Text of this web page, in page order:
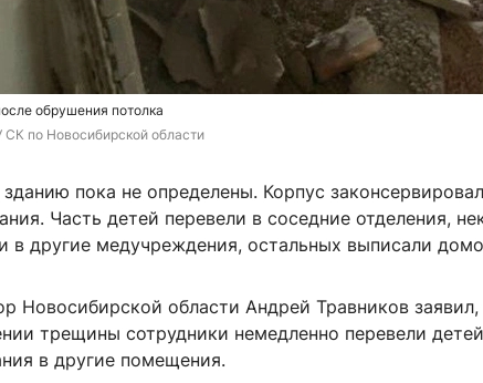
обрушения потолка
СК по Новосибирской области
пока не определены. Корпус
Часть детей перевели в соседние отделения,
в другие медучреждения, остальных выписали
Новосибирской области Андрей Травников заявил,
трещины сотрудники немедленно перевели
в другие помещения.